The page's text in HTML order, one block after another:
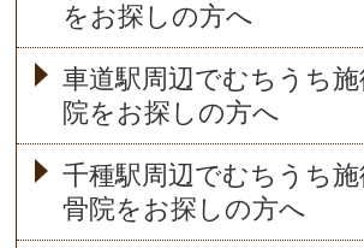
をお探しの方へ
車道駅周辺でむちうち
院をお探しの方へ
千種駅周辺でむちうち
骨院をお探しの方へ